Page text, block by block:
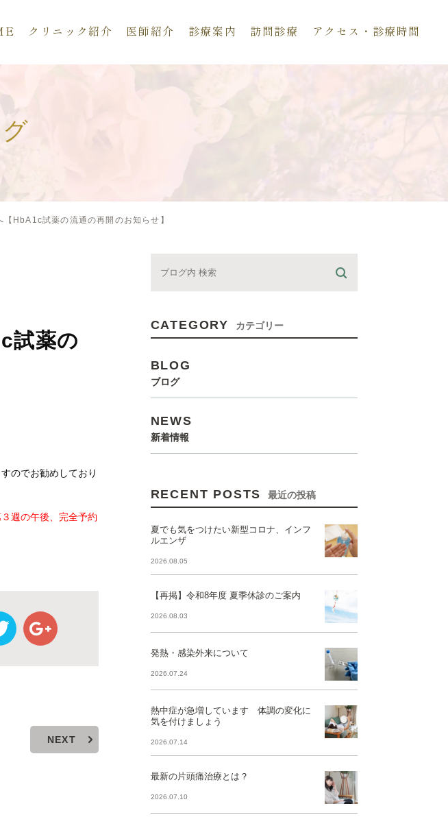
クリニック紹介 医師紹介 診療案内 訪問診療 アクセス・診療時間
HbA1c試薬の流通の再開のお知らせ】
試薬の
のでお勧めしており
３週の午後、完全予約
NEXT
CATEGORY カテゴリー
BLOG
ブログ
NEWS
新着情報
RECENT POSTS 最近の投稿
夏でも気をつけたい新型コロナ、インフ
ルエンザ
2026.08.05
【再掲】令和8年度 夏季休診のご案内
2026.08.03
発熱・感染外来について
2026.07.24
熱中症が急増しています 体調の変化に
気を付けましょう
2026.07.14
最新の片頭痛治療とは？
2026.07.10